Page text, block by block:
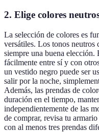
2. Elige colores
La selección de colores es
versátiles. Los tonos
siempre una buena elección.
fácilmente entre sí y con
un vestido negro puede ser
salir por la noche,
Además, las prendas de
duración en el tiempo,
independientemente de las
de comprar, revisa tu
con al menos tres prendas